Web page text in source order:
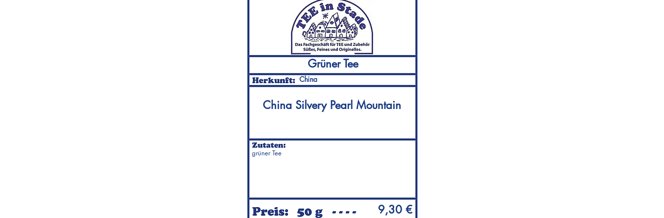
Grüner Tee
China Silvery Pearl Mountain
grüner Tee
China
9,30 €